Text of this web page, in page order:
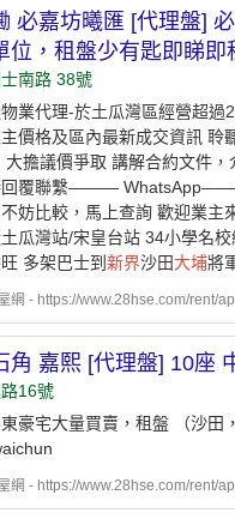
必嘉坊曦匯 [代理盤]
位，租盤少有匙即睇即
南路 38號
業代理-於土瓜灣區經營超過
價格及區內最新成交資訊 ︎聆
大擔議價爭取 ︎講解合約文件
回覆聯繫️——— WhatsApp——
妨比較，馬上查詢 歡迎業主
瓜灣站/宋皇台站 ️34小學名
多架巴士到 新界沙田大埔將
網 - https://www.28hse.com/rent/
角 嘉熙 [代理盤] 10座
16號
東豪宅大量買賣，租盤 （沙田
網 - https://www.28hse.com/rent/